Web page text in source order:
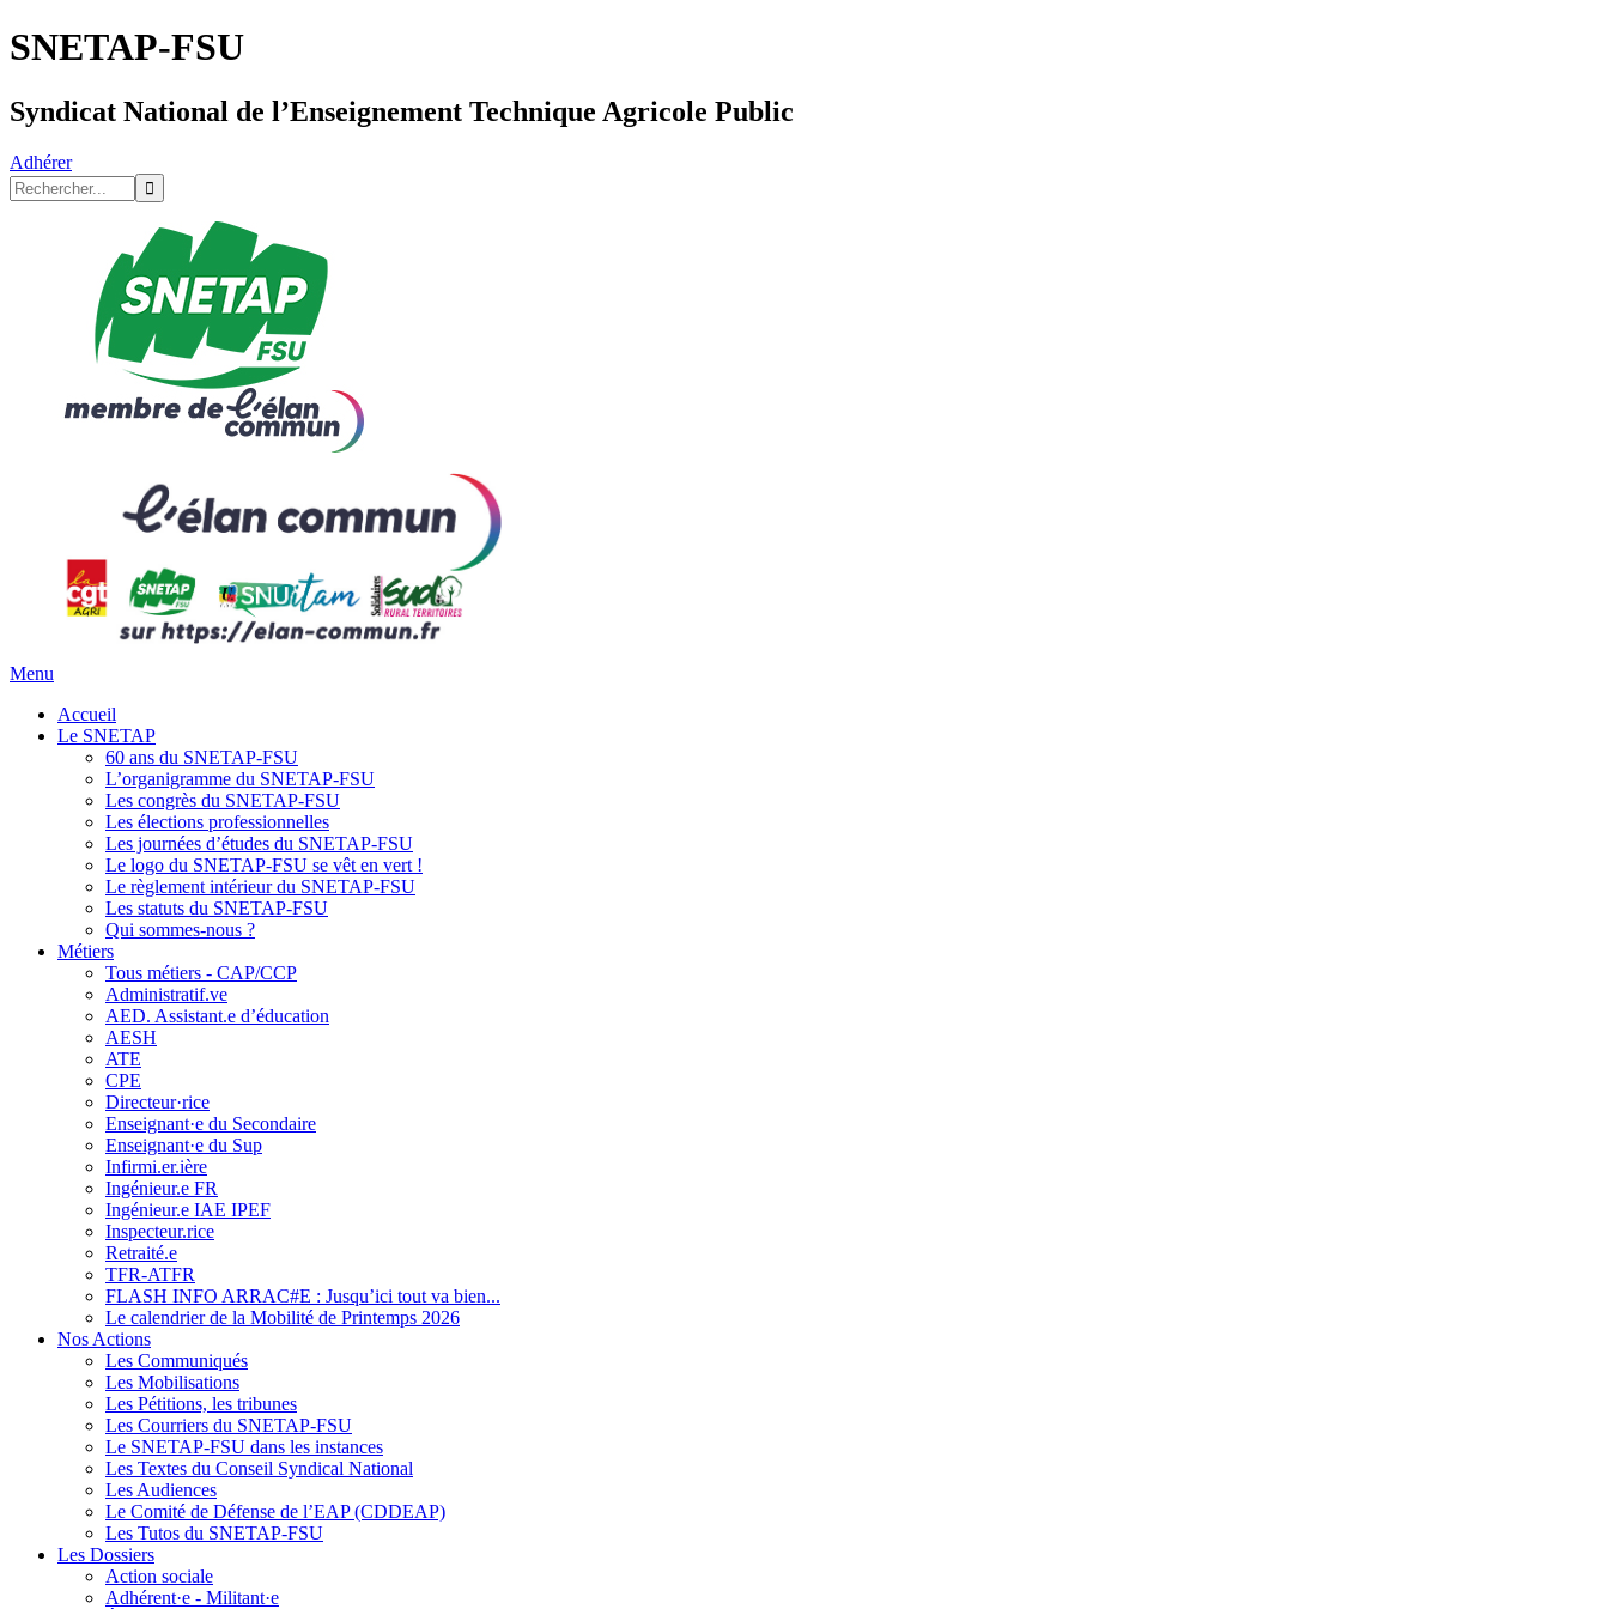
SNETAP-FSU
Syndicat National de l’Enseignement Technique Agricole Public
Adhérer
Menu
Accueil
Le SNETAP
60 ans du SNETAP-FSU
L’organigramme du SNETAP-FSU
Les congrès du SNETAP-FSU
Les élections professionnelles
Les journées d’études du SNETAP-FSU
Le logo du SNETAP-FSU se vêt en vert !
Le règlement intérieur du SNETAP-FSU
Les statuts du SNETAP-FSU
Qui sommes-nous ?
Métiers
Tous métiers - CAP/CCP
Administratif.ve
AED. Assistant.e d’éducation
AESH
ATE
CPE
Directeur·rice
Enseignant·e du Secondaire
Enseignant·e du Sup
Infirmi.er.ière
Ingénieur.e FR
Ingénieur.e IAE IPEF
Inspecteur.rice
Retraité.e
TFR-ATFR
FLASH INFO ARRAC#E : Jusqu’ici tout va bien...
Le calendrier de la Mobilité de Printemps 2026
Nos Actions
Les Communiqués
Les Mobilisations
Les Pétitions, les tribunes
Les Courriers du SNETAP-FSU
Le SNETAP-FSU dans les instances
Les Textes du Conseil Syndical National
Les Audiences
Le Comité de Défense de l’EAP (CDDEAP)
Les Tutos du SNETAP-FSU
Les Dossiers
Action sociale
Adhérent·e - Militant·e